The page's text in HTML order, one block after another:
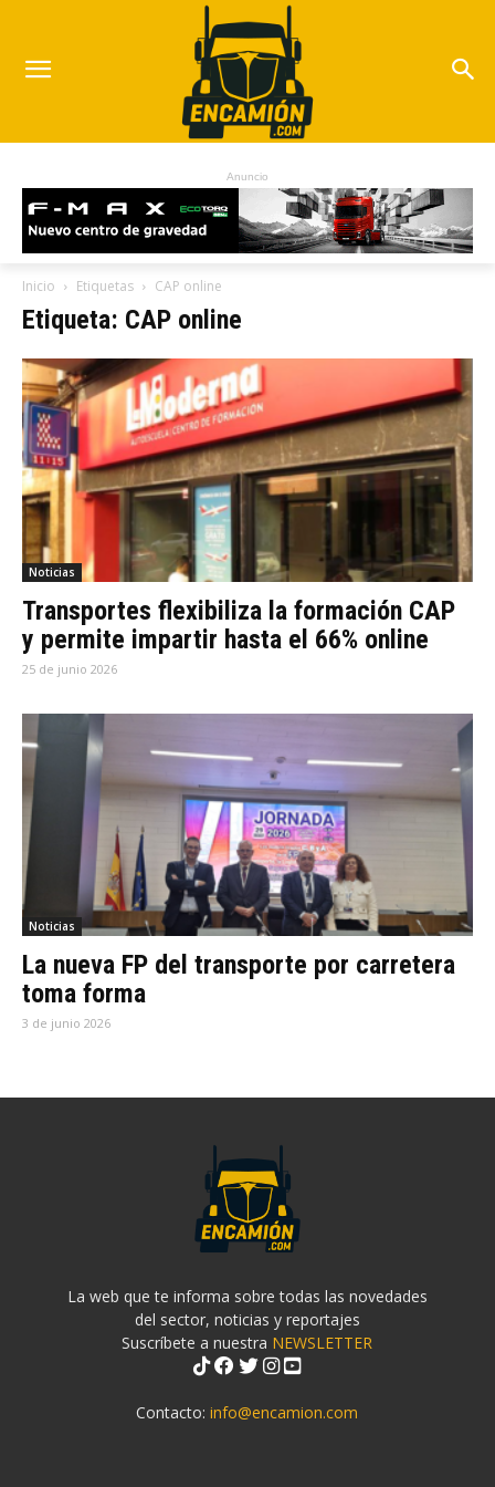
Anuncio
Inicio Etiquetas CAP online
Etiqueta: CAP online
Noticias
Transportes flexibiliza la formación CAP
y permite impartir hasta el 66% online
25 de junio 2026
Noticias
La nueva FP del transporte por carretera
toma forma
3 de junio 2026
La web que te informa sobre todas las novedades
del sector, noticias y reportajes
Suscríbete a nuestra NEWSLETTER
Contacto:info@encamion.com